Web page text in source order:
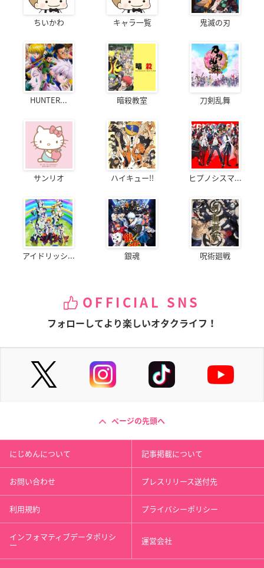
ちいかわ キャラ一覧 鬼滅の刃
HUNTER... 暗殺教室 刀剣乱舞
サンリオ ハイキュー!! ヒプノシスマ...
アイドリッシ... 銀魂 呪術廻戦
OFFICIAL SNS
フォローしてより楽しいオタクライフ！
ページの先頭へ
にじめんについて 記事掲載について
お問い合わせ プレスリリース送付先
利用規約 プライバシーポリシー
インフォマティブデータポリシ
ー 運営会社